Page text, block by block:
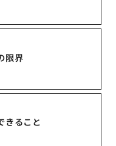
限界
きること